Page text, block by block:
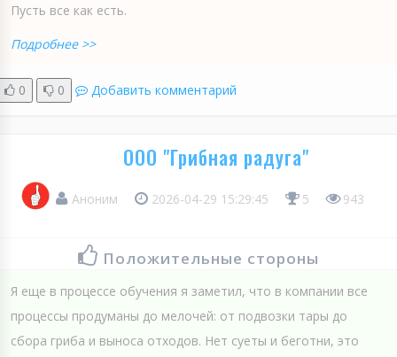
Пусть все как есть.
Подробнее >>
0 0 Добавить комментарий
ООО "Грибная радуга"
Аноним 2026-04-29 15:29:45 5 943
Положительные стороны
Я еще в процессе обучения я заметил, что в компании все
процессы продуманы до мелочей: от подвозки тары до
сбора гриба и выноса отходов. Нет суеты и беготни, это